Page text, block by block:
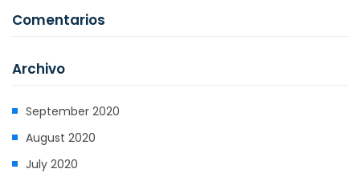
Comentarios
Archivo
September 2020
August 2020
July 2020